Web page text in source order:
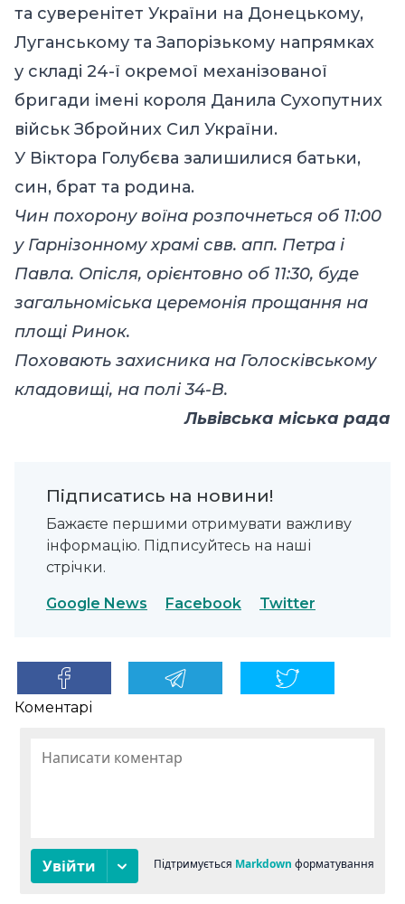
та суверенітет України на Донецькому,
Луганському та Запорізькому напрямках
у складі 24-ї окремої механізованої
бригади імені короля Данила Сухопутних
військ Збройних Сил України.
У Віктора Голубєва залишилися батьки,
син, брат та родина.
Чин похорону воїна розпочнеться об 11:00
у Гарнізонному храмі свв. апп. Петра і
Павла. Опісля, орієнтовно об 11:30, буде
загальноміська церемонія прощання на
площі Ринок.
Поховають захисника на Голосківському
кладовищі, на полі 34-В.
Львівська міська рада
Підписатись на новини!
Бажаєте першими отримувати важливу
інформацію. Підписуйтесь на наші
стрічки.
Google News Facebook Twitter
Коментарі